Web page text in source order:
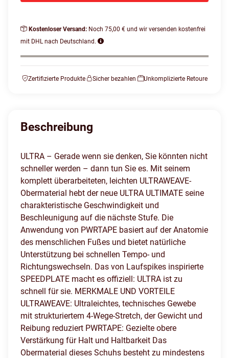
Kostenloser Versand: Noch 75,00 € und wir versenden kostenfrei
mit DHL nach Deutschland.
Zertifizierte Produkte Sicher bezahlen Unkomplizierte Retoure
Beschreibung
ULTRA – Gerade wenn sie denken, Sie könnten nicht
schneller werden – dann tun Sie es. Mit seinem
komplett überarbeiteten, leichten ULTRAWEAVE-
Obermaterial hebt der neue ULTRA ULTIMATE seine
charakteristische Geschwindigkeit und
Beschleunigung auf die nächste Stufe. Die
Anwendung von PWRTAPE basiert auf der Anatomie
des menschlichen Fußes und bietet natürliche
Unterstützung bei schnellen Tempo- und
Richtungswechseln. Das von Laufspikes inspirierte
SPEEDPLATE macht es offiziell: ULTRA ist zu
schnell für sie. MERKMALE UND VORTEILE
ULTRAWEAVE: Ultraleichtes, technisches Gewebe
mit strukturiertem 4-Wege-Stretch, der Gewicht und
Reibung reduziert PWRTAPE: Gezielte obere
Verstärkung für Halt und Haltbarkeit Das
Obermaterial dieses Schuhs besteht zu mindestens